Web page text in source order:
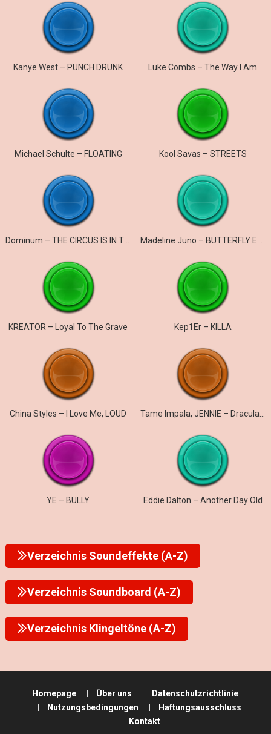
Kanye West – PUNCH DRUNK Luke Combs – The Way I Am
Michael Schulte – FLOATING Kool Savas – STREETS
Dominum – THE CIRCUS IS IN TOWN
KREATOR – Loyal To The Grave Kep1Er – KILLA
China Styles – I Love Me, LOUD
YE – BULLY Eddie Dalton – Another Day Old
Verzeichnis Soundeffekte (A-Z)
Verzeichnis Soundboard (A-Z)
Verzeichnis Klingeltöne (A-Z)
Homepage Über uns
Datenschutzrichtlinie
Nutzungsbedingungen
Haftungsausschluss
Kontakt